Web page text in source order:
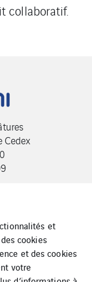
collaboratif.
Cedex
et
cookies
et des cookies
votre